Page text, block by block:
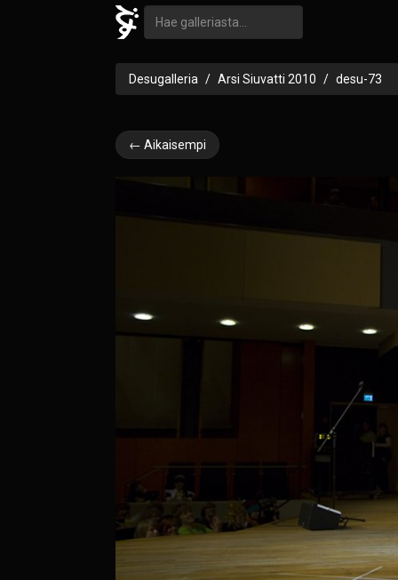
Desugalleria Arsi Siuvatti 2010 desu-73
← Aikaisempi